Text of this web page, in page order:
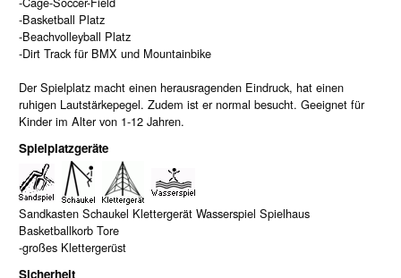
-Basketball Platz
-Beachvolleyball Platz
-Dirt Track für BMX und Mountainbike
Der Spielplatz macht einen herausragenden Eindruck, hat einen
ruhigen Lautstärkepegel. Zudem ist er normal besucht. Geeignet für
Kinder im Alter von 1-12 Jahren.
Spielplatzgeräte
Sandkasten Schaukel Klettergerät Wasserspiel Spielhaus
Basketballkorb Tore
-großes Klettergerüst
Sicherheit